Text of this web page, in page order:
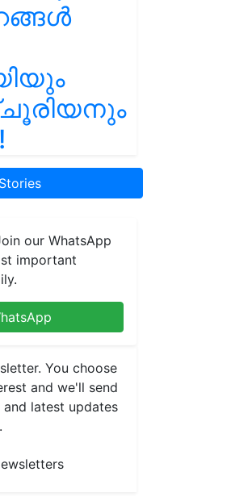
our WhatsApp
important
You choose
and we'll send
latest updates